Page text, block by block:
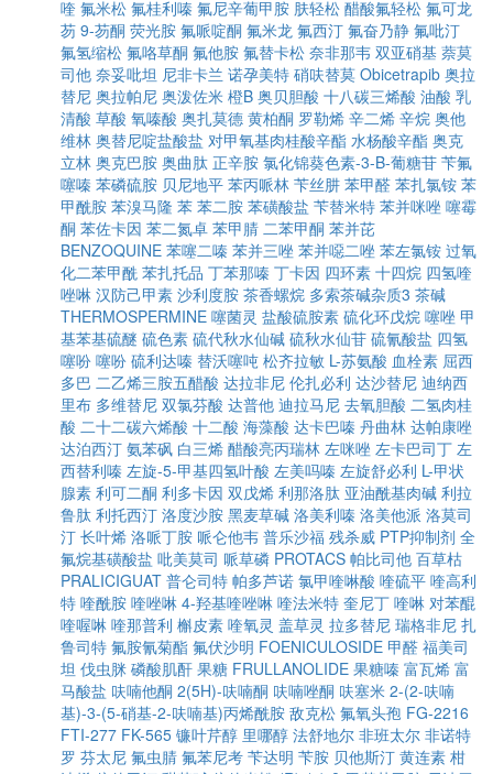
喹 氟米松 氟桂利嗪 氟尼辛葡甲胺 肤轻松 醋酸氟轻松 氟可龙
芴 9-芴酮 荧光胺 氟哌啶酮 氟米龙 氟西汀 氟奋乃静 氟吡汀
氟氢缩松 氟咯草酮 氟他胺 氟替卡松 奈非那韦 双亚硝基 萘莫
司他 奈妥吡坦 尼非卡兰 诺孕美特 硝呋替莫 Obicetrapib 奥拉
替尼 奥拉帕尼 奥泼佐米 橙B 奥贝胆酸 十八碳三烯酸 油酸 乳
清酸 草酸 氧嗪酸 奥扎莫德 黄柏酮 罗勒烯 辛二烯 辛烷 奥他
维林 奥替尼啶盐酸盐 对甲氧基肉桂酸辛酯 水杨酸辛酯 奥克
立林 奥克巴胺 奥曲肽 正辛胺 氯化锦葵色素-3-Β-葡糖苷 苄氟
噻嗪 苯磷硫胺 贝尼地平 苯丙哌林 苄丝肼 苯甲醛 苯扎氯铵 苯
甲酰胺 苯溴马隆 苯 苯二胺 苯磺酸盐 苄替米特 苯并咪唑 噻霉
酮 苯佐卡因 苯二氮卓 苯甲腈 二苯甲酮 苯并芘
BENZOQUINE 苯噻二嗪 苯并三唑 苯并噁二唑 苯左氯铵 过氧
化二苯甲酰 苯扎托品 丁苯那嗪 丁卡因 四环素 十四烷 四氢喹
唑啉 汉防己甲素 沙利度胺 茶香螺烷 多索茶碱杂质3 茶碱
THERMOSPERMINE 噻菌灵 盐酸硫胺素 硫化环戊烷 噻唑 甲
基苯基硫醚 硫色素 硫代秋水仙碱 硫秋水仙苷 硫氰酸盐 四氢
噻吩 噻吩 硫利达嗪 替沃噻吨 松齐拉敏 L-苏氨酸 血栓素 屈西
多巴 二乙烯三胺五醋酸 达拉非尼 伦扎必利 达沙替尼 迪纳西
里布 多维替尼 双氯芬酸 达普他 迪拉马尼 去氧胆酸 二氢肉桂
酸 二十二碳六烯酸 十二酸 海藻酸 达卡巴嗪 丹曲林 达帕康唑
达泊西汀 氨苯砜 白三烯 醋酸亮丙瑞林 左咪唑 左卡巴司丁 左
西替利嗪 左旋-5-甲基四氢叶酸 左美吗嗪 左旋舒必利 L-甲状
腺素 利可二酮 利多卡因 双戊烯 利那洛肽 亚油酰基肉碱 利拉
鲁肽 利托西汀 洛度沙胺 黑麦草碱 洛美利嗪 洛美他派 洛莫司
汀 长叶烯 洛哌丁胺 哌仑他韦 普乐沙福 残杀威 PTP抑制剂 全
氟烷基磺酸盐 吡美莫司 哌草磷 PROTACS 帕比司他 百草枯
PRALICIGUAT 普仑司特 帕多芦诺 氯甲喹啉酸 喹硫平 喹高利
特 喹酰胺 喹唑啉 4-羟基喹唑啉 喹法米特 奎尼丁 喹啉 对苯醌
喹喔啉 喹那普利 槲皮素 喹氧灵 盖草灵 拉多替尼 瑞格非尼 扎
鲁司特 氟胺氰菊酯 氟伏沙明 FOENICULOSIDE 甲醛 福美司
坦 伐虫脒 磷酸肌酐 果糖 FRULLANOLIDE 果糖嗪 富瓦烯 富
马酸盐 呋喃他酮 2(5H)-呋喃酮 呋喃唑酮 呋塞米 2-(2-呋喃
基)-3-(5-硝基-2-呋喃基)丙烯酰胺 敌克松 氟氧头孢 FG-2216
FTI-277 FK-565 镰叶芹醇 里哪醇 法舒地尔 非班太尔 非诺特
罗 芬太尼 氟虫腈 氟苯尼考 苄达明 苄胺 贝他斯汀 黄连素 柑